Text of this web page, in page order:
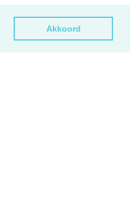
Akkoord